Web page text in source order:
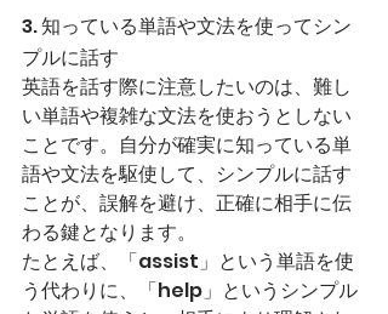
3. 知っている単語や文法を使ってシン
プルに話す
英語を話す際に注意したいのは、難し
い単語や複雑な文法を使おうとしない
ことです。自分が確実に知っている単
語や文法を駆使して、シンプルに話す
ことが、誤解を避け、正確に相手に伝
わる鍵となります。
たとえば、「assist」という単語を使
う代わりに、「help」というシンプル